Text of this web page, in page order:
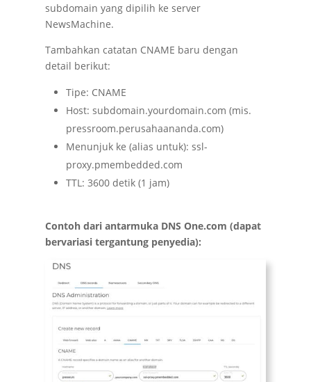
subdomain yang dipilih ke server
NewsMachine.
Tambahkan catatan CNAME baru dengan
detail berikut:
Tipe: CNAME
Host: subdomain.yourdomain.com (mis.
pressroom.perusahaananda.com)
Menunjuk ke (alias untuk): ssl-
proxy.pmembedded.com
TTL: 3600 detik (1 jam)
Contoh dari antarmuka DNS One.com (dapat
bervariasi tergantung penyedia):